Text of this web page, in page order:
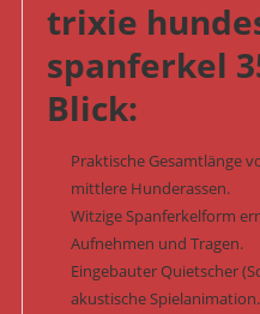
trixie
spanferkel
Blick:
Praktische Gesamtlänge
mittlere Hunderassen.
Witzige Spanferkelform
Aufnehmen und Tragen.
Eingebauter Quietscher
akustische Spielanimation.